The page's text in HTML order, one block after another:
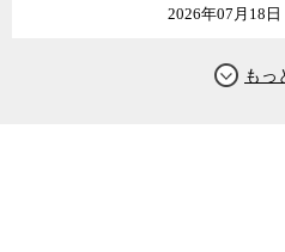
2026年07月18日